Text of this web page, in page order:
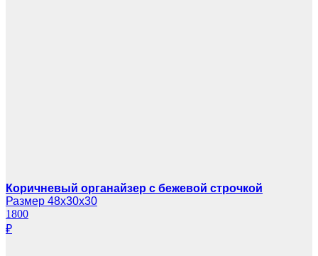
Коричневый органайзер с бежевой строчкой
Размер 48х30х30
1800
₽